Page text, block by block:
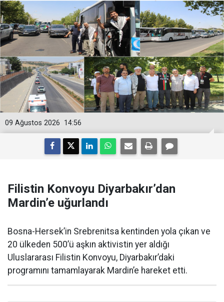
14:56
09 Ağustos 2026
Filistin Konvoyu Diyarbakır’dan
Mardin’e uğurlandı
Bosna-Hersek’in Srebrenitsa kentinden yola çıkan ve
20 ülkeden 500’ü aşkın aktivistin yer aldığı
Uluslararası Filistin Konvoyu, Diyarbakır’daki
programını tamamlayarak Mardin’e hareket etti.